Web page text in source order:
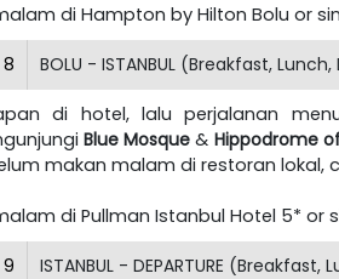
di Hampton by Hilton Bolu or
8 BOLU - ISTANBUL (Breakfast,
di hotel, lalu perjalanan
Blue Mosque & Hippodrome
makan malam di restoran lokal,
di Pullman Istanbul Hotel 5* or
9 ISTANBUL - DEPARTURE